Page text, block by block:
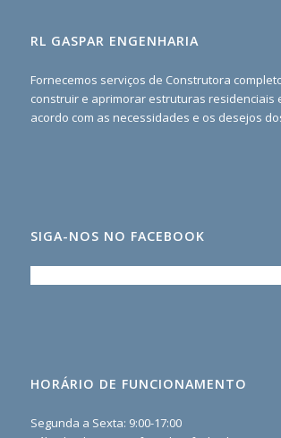
RL GASPAR ENGENHARIA
Fornecemos serviços de Construtora
construir e aprimorar estruturas residenciais
acordo com as necessidades e os desejos
SIGA-NOS NO FACEBOOK
HORÁRIO DE FUNCIONAMENTO
Segunda a Sexta: 9:00-17:00